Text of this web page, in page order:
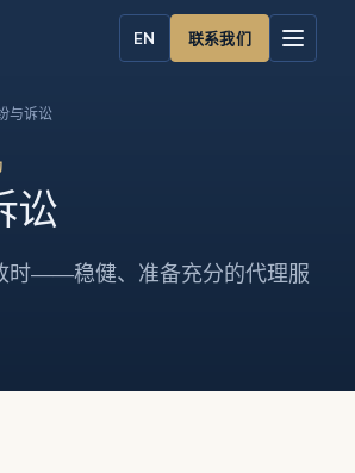
EN 联系我们
与诉讼
讼
时——稳健、准备充分的代理服